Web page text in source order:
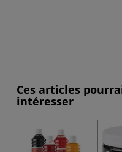
Ces articles
intéresser